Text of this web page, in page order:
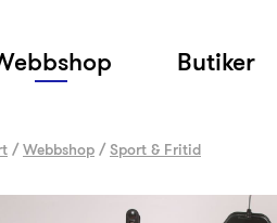
Butiker
/Webbshop /Sport & Fritid